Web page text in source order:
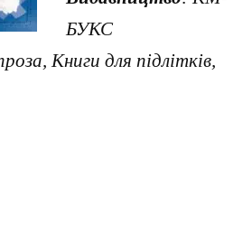
БУКС
Книги для підлітків,